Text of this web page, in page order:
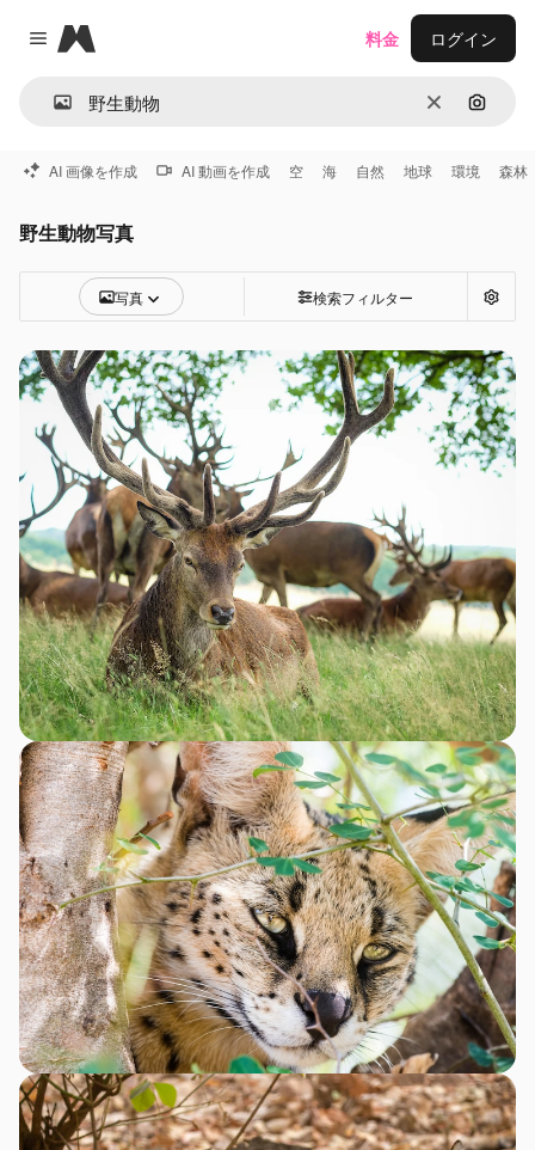
Close menu
Magnific
消去 画像で
料金 ログイン
AI 画像を作成 AI 動画を作成 空 海 自然 地球 環境 森林
野生動物写真
写真 検索フィルター